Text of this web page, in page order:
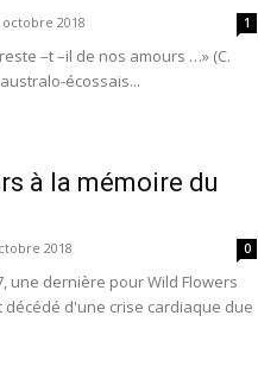
octobre 2018 1
–t –il de nos amours …» (C.
écossais...
à la mémoire du
2018 0
une dernière pour Wild Flowers
décédé d'une crise cardiaque due